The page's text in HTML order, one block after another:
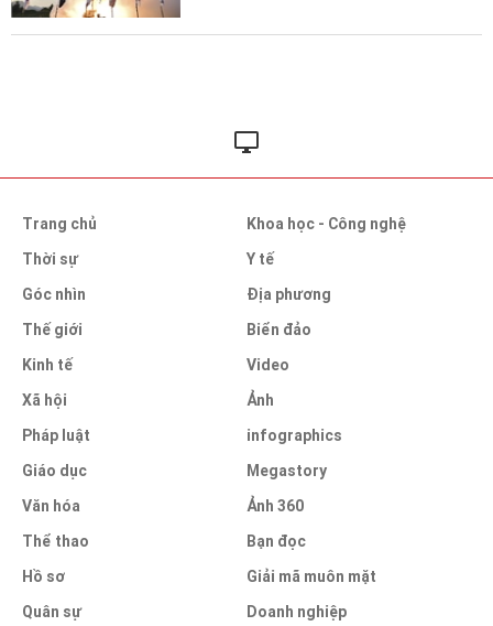
Trang chủ
Thời sự
Góc nhìn
Thế giới
Kinh tế
Xã hội
Pháp luật
Giáo dục
Văn hóa
Thể thao
Hồ sơ
Quân sự
Khoa học - Công nghệ
Y tế
Địa phương
Biển đảo
Video
Ảnh
infographics
Megastory
Ảnh 360
Bạn đọc
Giải mã muôn mặt
Doanh nghiệp